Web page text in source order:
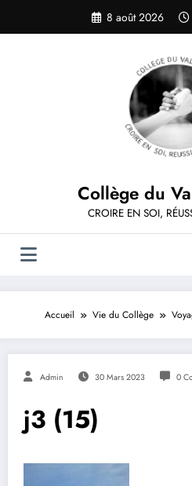
contenu
8 août 2026
Collège du
CROIRE EN SOI,
Accueil Vie du Collège
Admin 30 Mars 2023 0
j3 (15)